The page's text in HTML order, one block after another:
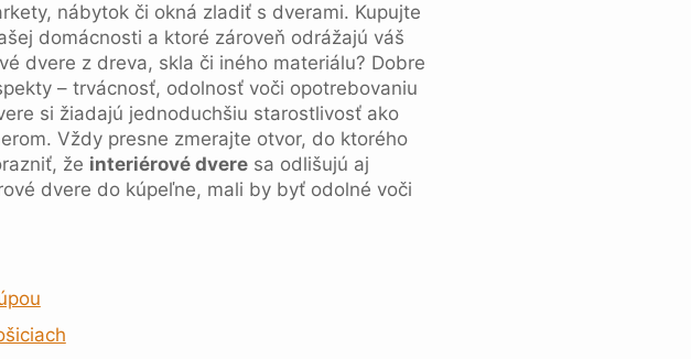
nábytok či okná zladiť s dverami. Kupujte
domácnosti a ktoré zároveň odrážajú váš
dvere z dreva, skla či iného materiálu? Dobre
– trvácnosť, odolnosť voči opotrebovaniu
si žiadajú jednoduchšiu starostlivosť ako
Vždy presne zmerajte otvor, do ktorého
že interiérové dveresa odlišujú aj
dvere do kúpeľne, mali by byť odolné voči